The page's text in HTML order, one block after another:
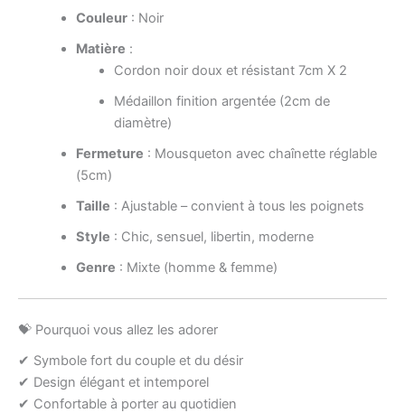
Couleur: Noir
Matière :
Cordon noir doux et résistant 7cm X 2
Médaillon finition argentée (2cm de
diamètre)
Fermeture : Mousqueton avec chaînette réglable
(5cm)
Taille : Ajustable – convient à tous les poignets
Style : Chic, sensuel, libertin, moderne
Genre : Mixte (homme & femme)
💝 Pourquoi vous allez les adorer
✔ Symbole fort du couple et du désir
✔ Design élégant et intemporel
✔ Confortable à porter au quotidien